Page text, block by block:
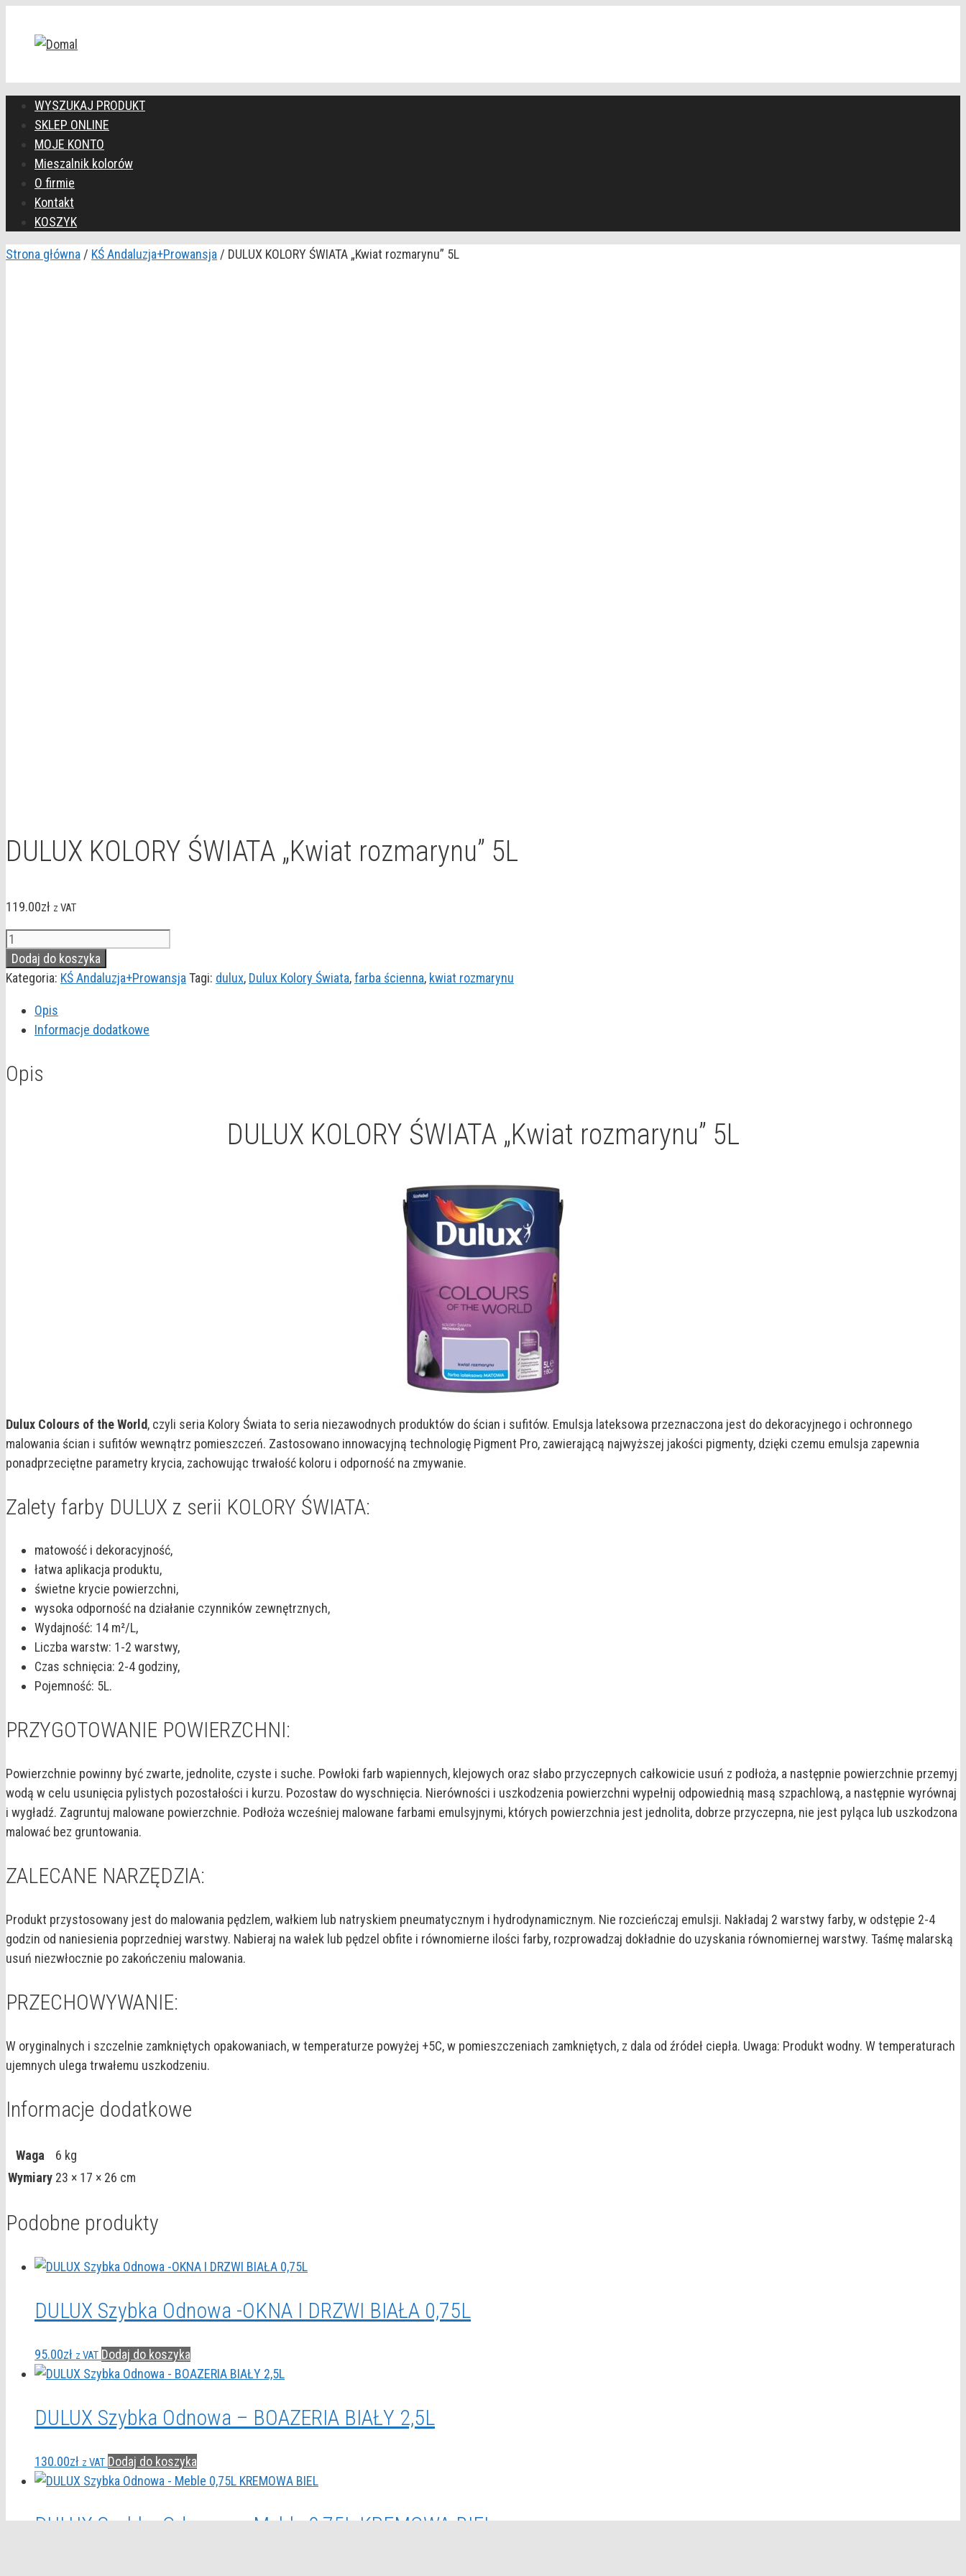
WYSZUKAJ PRODUKT
SKLEP ONLINE
MOJE KONTO
Mieszalnik kolorów
O firmie
Kontakt
KOSZYK
Strona główna / KŚ Andaluzja+Prowansja / DULUX KOLORY ŚWIATA „Kwiat rozmarynu” 5L
DULUX KOLORY ŚWIATA „Kwiat rozmarynu” 5L
119.00zł z VAT
ilość
DULUX
KOLORY
"Kwiat
rozmarynu"
Dodaj do koszyka
Kategoria: KŚ Andaluzja+ProwansjaTagi: dulux, Dulux Kolory Świata,farba ścienna, kwiat rozmarynu
Opis
Informacje dodatkowe
Opis
DULUX KOLORY ŚWIATA „Kwiat rozmarynu” 5L
Dulux Colours of the World, czyli seria Kolory Świata to seria niezawodnych produktów do ścian i sufitów. Emulsja lateksowa przeznaczona jest do dekoracyjnego i ochronnego
malowania ścian i sufitów wewnątrz pomieszczeń. Zastosowano innowacyjną technologię Pigment Pro, zawierającą najwyższej jakości pigmenty, dzięki czemu emulsja zapewnia
ponadprzeciętne parametry krycia, zachowując trwałość koloru i odporność na zmywanie.
Zalety farby DULUX z serii KOLORY ŚWIATA:
matowość i dekoracyjność,
łatwa aplikacja produktu,
świetne krycie powierzchni,
wysoka odporność na działanie czynników zewnętrznych,
Wydajność: 14 m²/L,
Liczba warstw: 1-2 warstwy,
Czas schnięcia: 2-4 godziny,
Pojemność: 5L.
PRZYGOTOWANIE POWIERZCHNI:
Powierzchnie powinny być zwarte, jednolite, czyste i suche. Powłoki farb wapiennych, klejowych oraz słabo przyczepnych całkowicie usuń z podłoża, a następnie powierzchnie przemyj
wodą w celu usunięcia pylistych pozostałości i kurzu. Pozostaw do wyschnięcia. Nierówności i uszkodzenia powierzchni wypełnij odpowiednią masą szpachlową, a następnie wyrównaj
i wygładź. Zagruntuj malowane powierzchnie. Podłoża wcześniej malowane farbami emulsyjnymi, których powierzchnia jest jednolita, dobrze przyczepna, nie jest pyląca lub uszkodzona
malować bez gruntowania.
ZALECANE NARZĘDZIA:
Produkt przystosowany jest do malowania pędzlem, wałkiem lub natryskiem pneumatycznym i hydrodynamicznym. Nie rozcieńczaj emulsji. Nakładaj 2 warstwy farby, w odstępie 2-4
godzin od naniesienia poprzedniej warstwy. Nabieraj na wałek lub pędzel obfite i równomierne ilości farby, rozprowadzaj dokładnie do uzyskania równomiernej warstwy. Taśmę malarską
usuń niezwłocznie po zakończeniu malowania.
PRZECHOWYWANIE:
W oryginalnych i szczelnie zamkniętych opakowaniach, w temperaturze powyżej +5C, w pomieszczeniach zamkniętych, z dala od źródeł ciepła. Uwaga: Produkt wodny. W temperaturach
ujemnych ulega trwałemu uszkodzeniu.
Informacje dodatkowe
Waga
6 kg
Wymiary 23 × 17 × 26 cm
Podobne produkty
DULUX Szybka Odnowa -OKNA I DRZWI BIAŁA 0,75L
95.00zł z VAT Dodaj do koszyka
DULUX Szybka Odnowa – BOAZERIA BIAŁY 2,5L
130.00zł z VAT Dodaj do koszyka
DULUX Szybka Odnowa – Meble 0,75L KREMOWA BIEL